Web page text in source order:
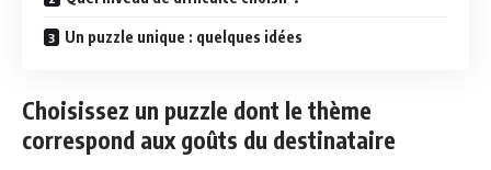
Un puzzle unique : quelques idées
Choisissez un puzzle dont le thème
correspond aux goûts du destinataire